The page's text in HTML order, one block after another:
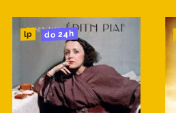
lp do 24h